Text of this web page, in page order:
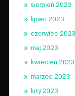
sierpień 2023
lipiec 2023
czerwiec 2023
maj 2023
kwiecień 2023
marzec 2023
luty 2023